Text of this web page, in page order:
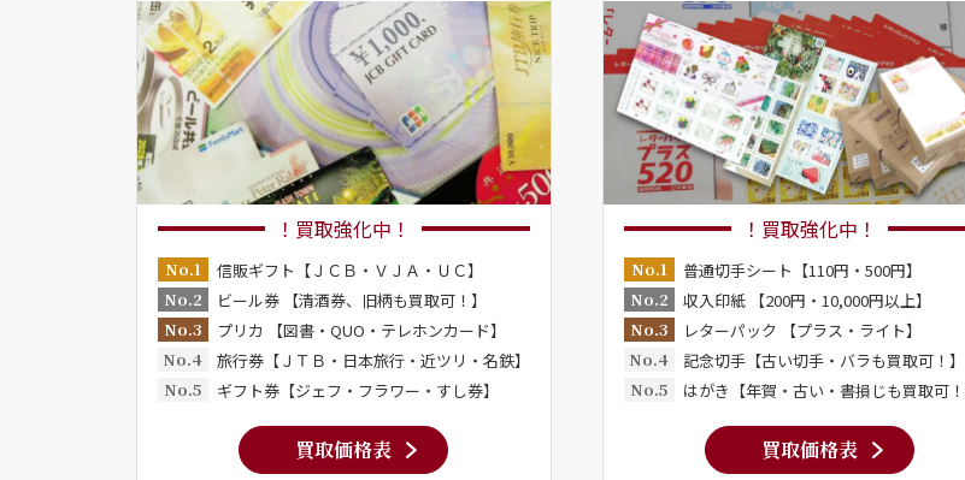
！買取強化中！
No.1
信販ギフト【ＪＣＢ・ＶＪＡ・ＵＣ】
No.2
ビール券 【清酒券、旧柄も買取可！】
No.3
プリカ 【図書・QUO・テレホンカード】
No.4
旅行券【ＪＴＢ・日本旅行・近ツリ・名鉄】
No.5
ギフト券【ジェフ・フラワー・すし券】
買取価格表
！買取強化中！
No.1
普通切手シート【110円・500円】
No.2
収入印紙 【200円・10,000円以上】
No.3
レターパック 【プラス・ライト】
No.4
記念切手【古い切手・バラも買取可！】
No.5
はがき【年賀・古い・書損じも買取可！
買取価格表